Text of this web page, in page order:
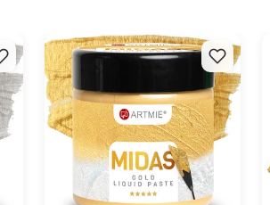
Tekuća metalik pasta ARTMIE
MIDAS gold